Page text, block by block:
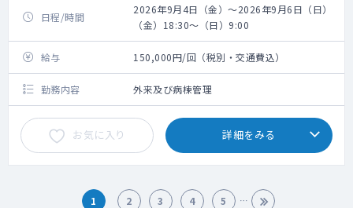
日程/時間
2026年9月4日（金）～2026年9月6日（日）
（金）18:30～（日）9:00
給与 150,000円/回（税別・交通費込）
勤務内容 外来及び病棟管理
お気に入り 詳細をみる
1 2 3 4 5